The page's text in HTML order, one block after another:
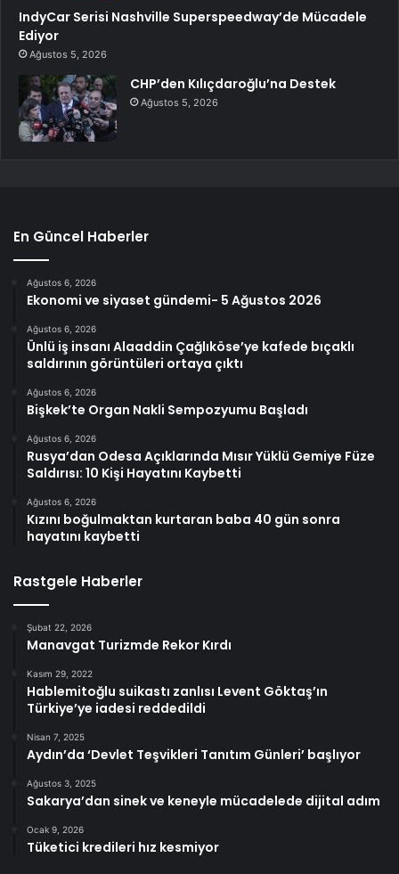
IndyCar Serisi Nashville Superspeedway’de Mücadele
Ediyor
Ağustos 5, 2026
CHP’den Kılıçdaroğlu’na Destek
Ağustos 5, 2026
En Güncel Haberler
Ağustos 6, 2026
Ekonomi ve siyaset gündemi- 5 Ağustos 2026
Ağustos 6, 2026
Ünlü iş insanı Alaaddin Çağlıköse’ye kafede bıçaklı
saldırının görüntüleri ortaya çıktı
Ağustos 6, 2026
Bişkek’te Organ Nakli Sempozyumu Başladı
Ağustos 6, 2026
Rusya’dan Odesa Açıklarında Mısır Yüklü Gemiye Füze
Saldırısı: 10 Kişi Hayatını Kaybetti
Ağustos 6, 2026
Kızını boğulmaktan kurtaran baba 40 gün sonra
hayatını kaybetti
Rastgele Haberler
Şubat 22, 2026
Manavgat Turizmde Rekor Kırdı
Kasım 29, 2022
Hablemitoğlu suikastı zanlısı Levent Göktaş’ın
Türkiye’ye iadesi reddedildi
Nisan 7, 2025
Aydın’da ‘Devlet Teşvikleri Tanıtım Günleri’ başlıyor
Ağustos 3, 2025
Sakarya’dan sinek ve keneyle mücadelede dijital adım
Ocak 9, 2026
Tüketici kredileri hız kesmiyor